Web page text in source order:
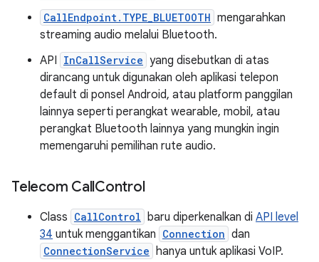
CallEndpoint.TYPE_BLUETOOTH mengarahkan
streaming audio melalui Bluetooth.
API InCallService yang disebutkan di atas
dirancang untuk digunakan oleh aplikasi telepon
default di ponsel Android, atau platform panggilan
lainnya seperti perangkat wearable, mobil, atau
perangkat Bluetooth lainnya yang mungkin ingin
memengaruhi pemilihan rute audio.
Telecom CallControl
Class CallControl baru diperkenalkan di API level
34 untuk menggantikan Connection dan
ConnectionService hanya untuk aplikasi VoIP.